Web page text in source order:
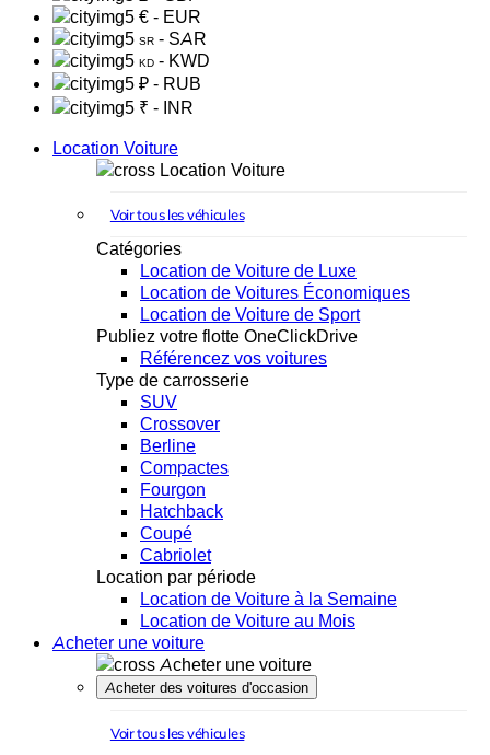
€ - EUR
SR - SAR
KD - KWD
₽ - RUB
₹ - INR
Location Voiture
Location Voiture
Voir tous les véhicules
Catégories
Location de Voiture de Luxe
Location de Voitures Économiques
Location de Voiture de Sport
Publiez votre flotte OneClickDrive
Référencez vos voitures
Type de carrosserie
SUV
Crossover
Berline
Compactes
Fourgon
Hatchback
Coupé
Cabriolet
Location par période
Location de Voiture à la Semaine
Location de Voiture au Mois
Acheter une voiture
Acheter une voiture
Acheter des voitures d'occasion
Voir tous les véhicules